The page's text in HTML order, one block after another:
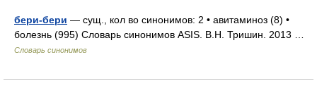
бери-бери — сущ., кол во синонимов: 2 • авитаминоз (8) •
болезнь (995) Словарь синонимов ASIS. В.Н. Тришин. 2013 …
Словарь синонимов